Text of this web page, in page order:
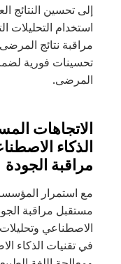
إلى تحسين النتائج
استخدام التحليلات
مراقبة نتائج
تحسينات فورية
المرضى.
الاتجاهات
الذكاء
مراقبة الجودة
مع استمرار
مستقبل مراقبة
الاصطناعي
في تقنيات الذكاء